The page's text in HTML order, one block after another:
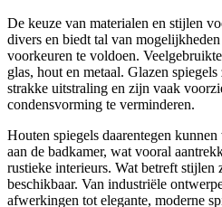
De keuze van materialen en stijlen
divers en biedt tal van
voorkeuren te voldoen.
glas, hout en metaal. Glazen
strakke uitstraling en zijn vaak
condensvorming te verminderen.
Houten spiegels daarentegen
aan de badkamer, wat vooral
rustieke interieurs. Wat betreft stijlen
beschikbaar. Van industriële
afwerkingen tot elegante, moderne